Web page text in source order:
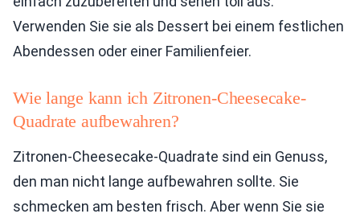
Verwenden Sie sie als Dessert bei einem festlichen
Abendessen oder einer Familienfeier.
Wie lange kann ich Zitronen-Cheesecake-
Quadrate aufbewahren?
Zitronen-Cheesecake-Quadrate sind ein Genuss,
den man nicht lange aufbewahren sollte. Sie
schmecken am besten frisch. Aber wenn Sie sie